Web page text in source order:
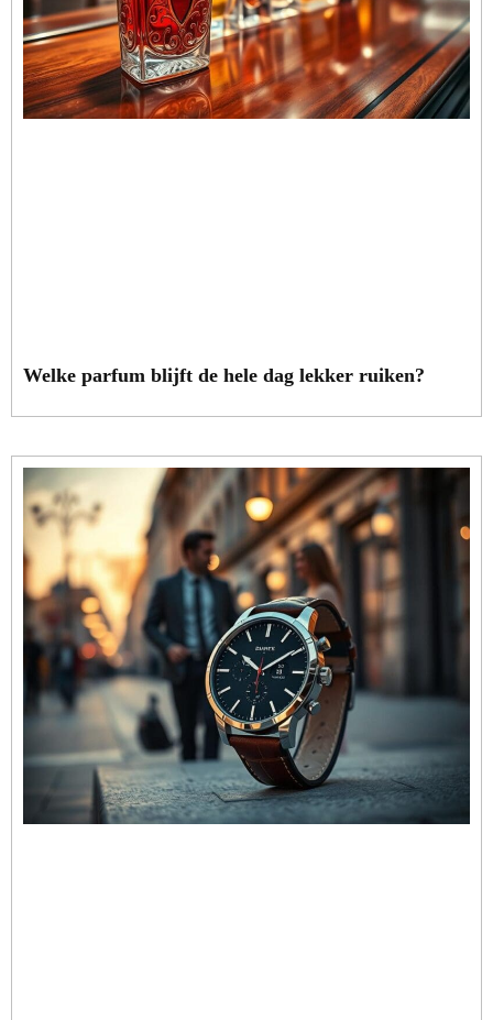
Welke parfum blijft de hele dag lekker ruiken?